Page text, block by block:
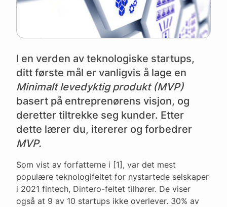
I en verden av teknologiske startups,
ditt første mål er vanligvis å lage en
Minimalt levedyktig produkt (MVP)
basert på entreprenørens visjon, og
deretter tiltrekke seg kunder. Etter
dette lærer du, itererer og forbedrer
MVP.
Som vist av forfatterne i [1], var det mest
populære teknologifeltet for nystartede selskaper
i 2021 fintech, Dintero-feltet tilhører. De viser
også at 9 av 10 startups ikke overlever. 30% av